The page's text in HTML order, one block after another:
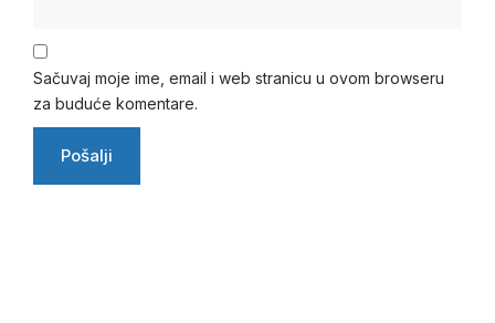
Sačuvaj moje ime, email i web stranicu u ovom browseru
za buduće komentare.